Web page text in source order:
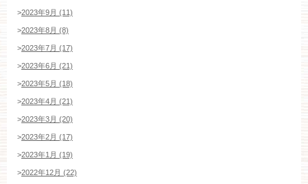
>2023年9月 (11)
>2023年8月 (8)
>2023年7月 (17)
>2023年6月 (21)
>2023年5月 (18)
>2023年4月 (21)
>2023年3月 (20)
>2023年2月 (17)
>2023年1月 (19)
>2022年12月 (22)